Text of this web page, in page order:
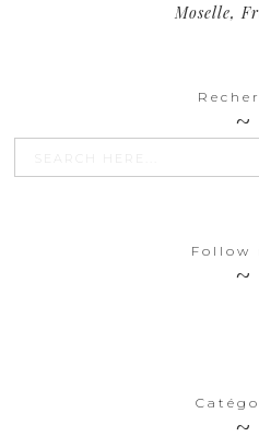
Moselle,
Search
Follow